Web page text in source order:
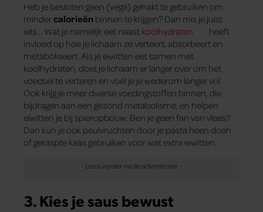
Heb je besloten geen (vega) gehakt te gebruiken om
mindercalorieën binnen te krijgen? Dan mis je juist
iets… Wat je namelijk eet naast koolhydraten
heeft
invloed op hoe je lichaam ze verteert, absorbeert en
metaboliseert. Als je eiwitten eet samen met
koolhydraten, doet je lichaam er langer over om het
voedsel te verteren en voel je je wederom langer vol.
Ook krijg je meer diverse voedingstoffen binnen, die
bijdragen aan een gezond metabolisme, en helpen
eiwitten je bij spieropbouw. Ben je geen fan van vlees?
Dan kun je ook peulvruchten door je pasta heen doen
of geraspte kaas gebruiken voor wat extra eiwitten.
3. Kies je saus bewust